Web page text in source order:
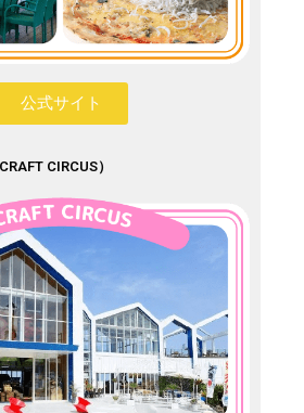
公式サイト
CIRCUS）